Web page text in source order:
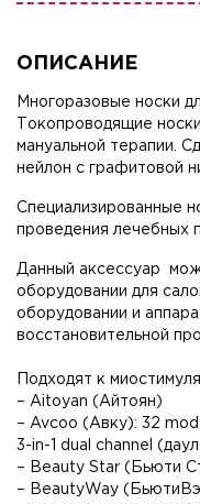
ОПИСАНИЕ
Многоразовые носки
Токопроводящие
мануальной терапии.
нейлон с графитовой
Специализированные
проведения лечебных
Данный аксессуар
оборудовании для
оборудовании и
восстановительной
Подходят к
– Aitoyan (Айтоян)
– Avcoo (Авку): 32
3-in-1 dual channel
– Beauty Star (Бьюти
– BeautyWay